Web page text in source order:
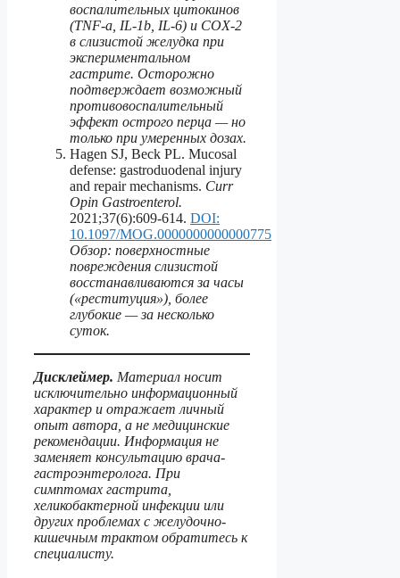
воспалительных цитокинов
(TNF-a, IL-1b, IL-6) и COX-2
в слизистой желудка при
экспериментальном
гастрите. Осторожно
подтверждает возможный
противовоспалительный
эффект острого перца — но
только при умеренных дозах.
Hagen SJ, Beck PL. Mucosal
defense: gastroduodenal injury
and repair mechanisms. Curr
Opin Gastroenterol.
2021;37(6):609-614. DOI:
10.1097/MOG.0000000000000775
Обзор: поверхностные
повреждения слизистой
восстанавливаются за часы
(«реституция»), более
глубокие — за несколько
суток.
Дисклеймер. Материал носит
исключительно информационный
характер и отражает личный
опыт автора, а не медицинские
рекомендации. Информация не
заменяет консультацию врача-
гастроэнтеролога. При
симптомах гастрита,
хеликобактерной инфекции или
других проблемах с желудочно-
кишечным трактом обратитесь к
специалисту.